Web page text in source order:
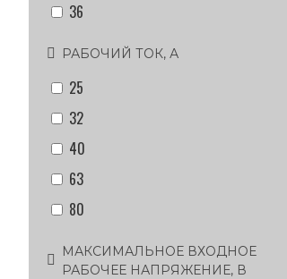
36
РАБОЧИЙ ТОК, А
25
32
40
63
80
МАКСИМАЛЬНОЕ ВХОДНОЕ
РАБОЧЕЕ НАПРЯЖЕНИЕ, В